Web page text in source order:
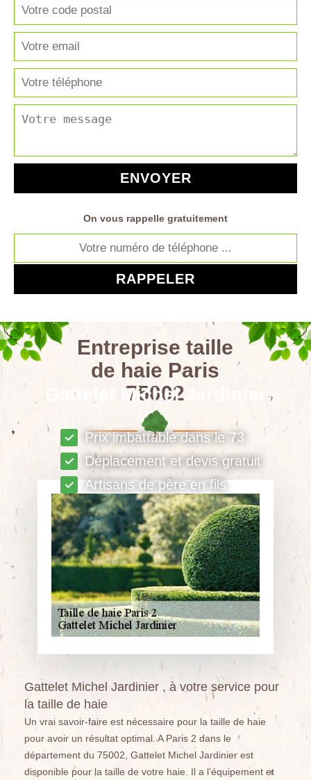
Gattelet Michel Jardinier
Prix imbattable dans le 73
Déplacement et devis gratuit
Artisans de père en fils
On vous rappelle gratuitement
Entreprise taille
de haie Paris
75002
Gattelet Michel Jardinier , à votre service pour
la taille de haie
Un vrai savoir-faire est nécessaire pour la taille de haie
pour avoir un résultat optimal. A Paris 2 dans le
département du 75002, Gattelet Michel Jardinier est
disponible pour la taille de votre haie. Il a l’équipement et